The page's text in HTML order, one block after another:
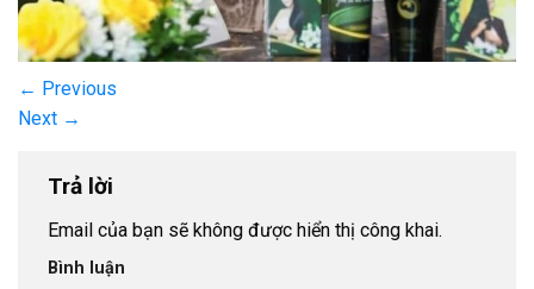
← Previous
Next →
Trả lời
Email của bạn sẽ không được hiển thị công khai.
Bình luận